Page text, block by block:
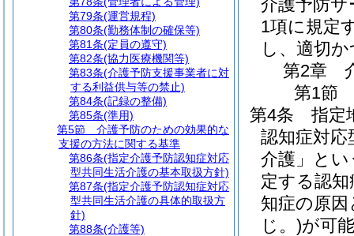
介護予防
1項に規定
し、適切
第2章
第1節
第4条
指定
認知症対応
介護」とい
定する認
知症の原
じ。)が可
第79条(運営規程)
第80条(勤務体制の確保等)
第81条(定員の遵守)
第82条(協力医療機関等)
第83条(介護予防支援事業者に対
する利益供与等の禁止)
第84条(記録の整備)
第85条(準用)
第5節
介護予防のための効果的な
支援の方法に関する基準
第86条(指定介護予防認知症対応
型共同生活介護の基本取扱方針)
第87条(指定介護予防認知症対応
型共同生活介護の具体的取扱方
針)
第88条(介護等)